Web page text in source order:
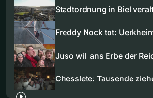
Stadtordnung in Biel
Freddy Nock tot:
Juso will ans Erbe der
Chesslete: Tausende